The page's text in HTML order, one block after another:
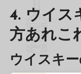
4. ウイス
方あれこ
ウイスキ